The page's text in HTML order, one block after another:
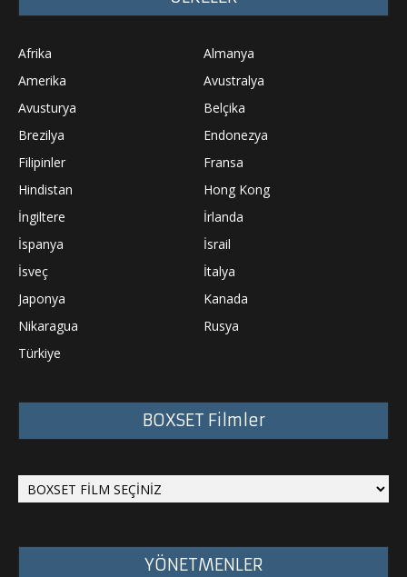
Afrika
Almanya
Amerika
Avustralya
Avusturya
Belçika
Brezilya
Endonezya
Filipinler
Fransa
Hindistan
Hong Kong
İngiltere
İrlanda
İspanya
İsrail
İsveç
İtalya
Japonya
Kanada
Nikaragua
Rusya
Türkiye
BOXSET Filmler
YÖNETMENLER